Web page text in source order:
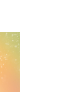
碧雲攝